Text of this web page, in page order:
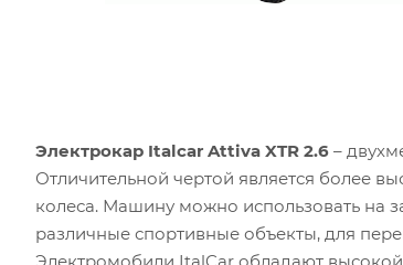
Электрокар Italcar Attiva XTR 2.6 –
Отличительной чертой является более
колеса. Машину можно использовать на
различные спортивные объекты, для